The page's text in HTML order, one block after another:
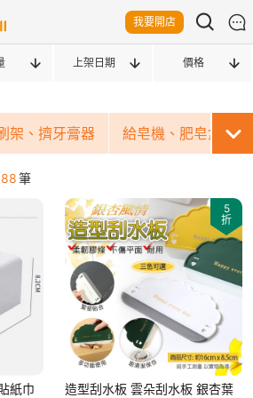
我要開店
架、擠牙膏器 給皂機、肥皂盒
筆
上架日期 價格
紙巾
5
折
造型刮水板 雲朵刮水板 銀杏葉